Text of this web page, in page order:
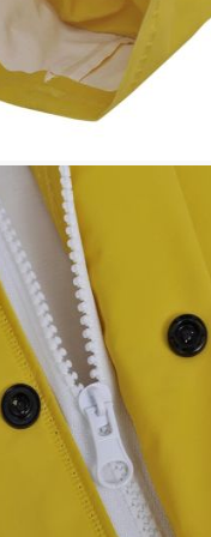
в ръкавите
с тик-так копчета
панталон